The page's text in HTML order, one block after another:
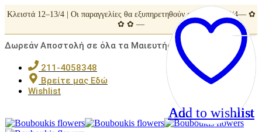
Κλειστά 12–13/4 | Οι παραγγελίες θα εξυπηρετηθούν από Τρίτη 14/4— ✿
✿ ✿ —
Δωρεάν Αποστολή σε όλα τα Μαιευτήρια της Αττικής
211-4058348
Βρείτε μας Εδώ
Wishlist
Add to wishlist
Add to wishlist
Add to wishlist
Add to wishlist
Add to wishlist